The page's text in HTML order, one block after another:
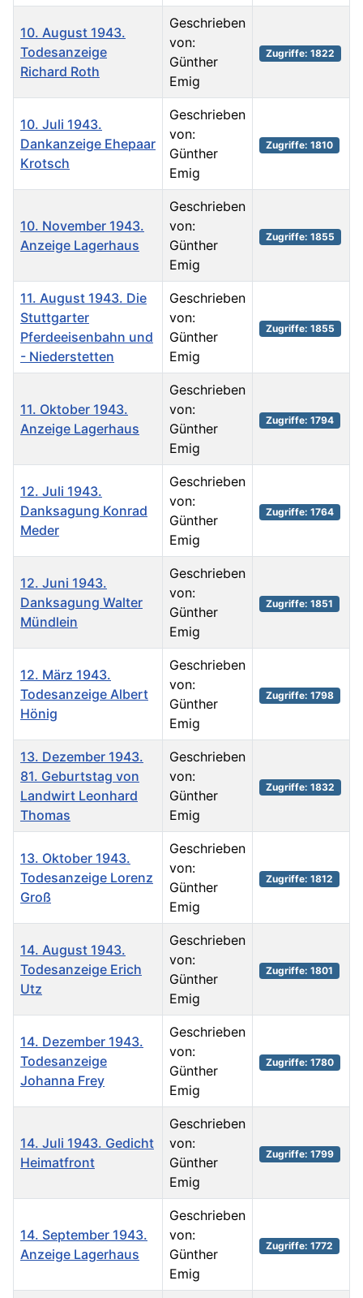
10. August 1943.
Todesanzeige
Richard Roth
Geschrieben
von:
Günther
Emig
Zugriffe: 1822
10. Juli 1943.
Dankanzeige Ehepaar
Krotsch
Geschrieben
von:
Günther
Emig
Zugriffe: 1810
10. November 1943.
Anzeige Lagerhaus
Geschrieben
von:
Günther
Emig
Zugriffe: 1855
11. August 1943. Die
Stuttgarter
Pferdeeisenbahn und
- Niederstetten
Geschrieben
von:
Günther
Emig
Zugriffe: 1855
11. Oktober 1943.
Anzeige Lagerhaus
Geschrieben
von:
Günther
Emig
Zugriffe: 1794
12. Juli 1943.
Danksagung Konrad
Meder
Geschrieben
von:
Günther
Emig
Zugriffe: 1764
12. Juni 1943.
Danksagung Walter
Mündlein
Geschrieben
von:
Günther
Emig
Zugriffe: 1851
12. März 1943.
Todesanzeige Albert
Hönig
Geschrieben
von:
Günther
Emig
Zugriffe: 1798
13. Dezember 1943.
81. Geburtstag von
Landwirt Leonhard
Thomas
Geschrieben
von:
Günther
Emig
Zugriffe: 1832
13. Oktober 1943.
Todesanzeige Lorenz
Groß
Geschrieben
von:
Günther
Emig
Zugriffe: 1812
14. August 1943.
Todesanzeige Erich
Utz
Geschrieben
von:
Günther
Emig
Zugriffe: 1801
14. Dezember 1943.
Todesanzeige
Johanna Frey
Geschrieben
von:
Günther
Emig
Zugriffe: 1780
14. Juli 1943. Gedicht
Heimatfront
Geschrieben
von:
Günther
Emig
Zugriffe: 1799
14. September 1943.
Anzeige Lagerhaus
Geschrieben
von:
Günther
Emig
Zugriffe: 1772